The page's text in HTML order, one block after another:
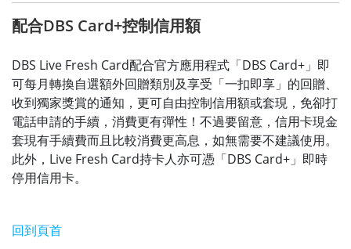
配合DBS Card+控制信用額
DBS Live Fresh Card配合官方應用程式「DBS Card+」即
可每月轉換自選額外回贈類別及享受「一扣即享」的回贈、
收到獨家獎賞的通知，更可自由控制信用額或套現，免卻打
電話申請的手續，消費更有彈性！不過要留意，信用卡現金
套現有手續費而且比較消費更高息，如無需要不建議使用。
此外，Live Fresh Card持卡人亦可憑「DBS Card+」即時
停用信用卡。
回到頁首